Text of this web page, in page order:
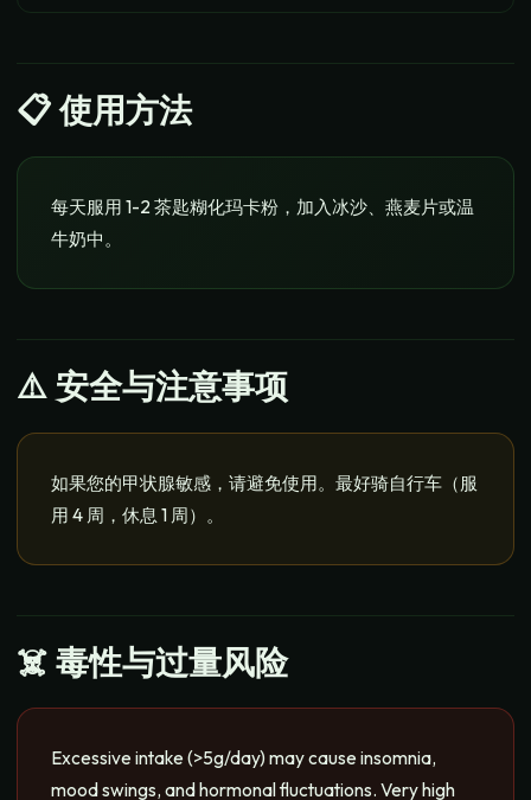
📋使用方法
每天服用 1-2 茶匙糊化玛卡粉，加入冰沙、燕麦片或温
牛奶中。
⚠️ 安全与注意事项
如果您的甲状腺敏感，请避免使用。最好骑自行车（服
用 4 周，休息 1 周）。
☠️ 毒性与过量风险
Excessive intake (>5g/day) may cause insomnia,
mood swings, and hormonal fluctuations. Very high